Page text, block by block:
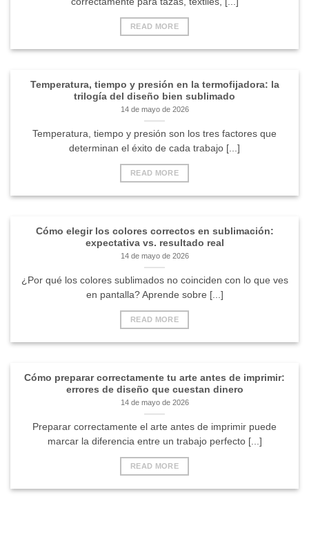
READ MORE
Temperatura, tiempo y presión en la termofijadora: la
trilogía del diseño bien sublimado
14 de mayo de 2026
Temperatura, tiempo y presión son los tres factores que
determinan el éxito de cada trabajo [...]
READ MORE
Cómo elegir los colores correctos en sublimación:
expectativa vs. resultado real
14 de mayo de 2026
¿Por qué los colores sublimados no coinciden con lo que ves
en pantalla? Aprende sobre [...]
READ MORE
Cómo preparar correctamente tu arte antes de imprimir:
errores de diseño que cuestan dinero
14 de mayo de 2026
Preparar correctamente el arte antes de imprimir puede
marcar la diferencia entre un trabajo perfecto [...]
READ MORE